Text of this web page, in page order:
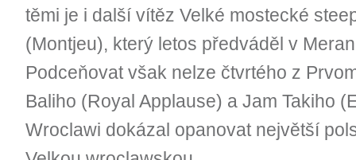
těmi je i další vítěz Velké mostecké
(Montjeu), který letos předváděl v
Podceňovat však nelze čtvrtého z
Baliho (Royal Applause) a Jam Takiho
Wroclawi dokázal opanovat největší